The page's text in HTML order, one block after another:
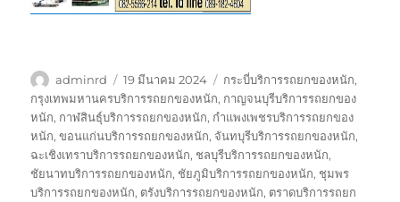
ผู้
เขียน
adminrd
เขียน
เมื่อ
19 มีนาคม 2024
ป้าย
กำกับ
กระบี่บริการรถยกของหนัก,
กรุงเทพมหานครบริการรถยกของหนัก, กาญจนบุรีบริการรถยกของ
หนัก, กาฬสินธุ์บริการรถยกของหนัก, กำแพงเพชรบริการรถยกของ
หนัก,ขอนแก่นบริการรถยกของหนัก, จันทบุรีบริการรถยกของหนัก,
ฉะเชิงเทราบริการรถยกของหนัก, ชลบุรีบริการรถยกของหนัก,
ชัยนาทบริการรถยกของหนัก, ชัยภูมิบริการรถยกของหนัก, ชุมพร
บริการรถยกของหนัก, ตรังบริการรถยกของหนัก, ตราดบริการรถยก